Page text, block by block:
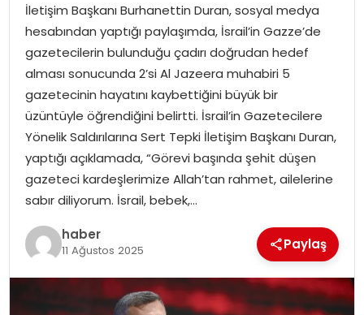
SPOR
EKONOMI
MAGAZIN
DÜNYA
OTOMOBIL
İletişim Başkanı Burhanettin Duran, sosyal medya
hesabından yaptığı paylaşımda, İsrail’in Gazze’de
gazetecilerin bulunduğu çadırı doğrudan hedef
alması sonucunda 2’si Al Jazeera muhabiri 5
gazetecinin hayatını kaybettiğini büyük bir
üzüntüyle öğrendiğini belirtti. İsrail’in Gazetecilere
Yönelik Saldırılarına Sert Tepki İletişim Başkanı Duran,
yaptığı açıklamada, “Görevi başında şehit düşen
gazeteci kardeşlerimize Allah’tan rahmet, ailelerine
sabır diliyorum. İsrail, bebek,…
haber
11 Ağustos 2025 Paylaş